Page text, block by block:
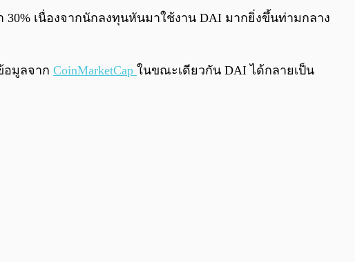
เนื่องจากนักลงทุนหันมาใช้งาน DAI มากยิ่งขึ้นท่ามกลาง
อมูลจาก CoinMarketCap ในขณะเดียวกัน DAI ได้กลายเป็น